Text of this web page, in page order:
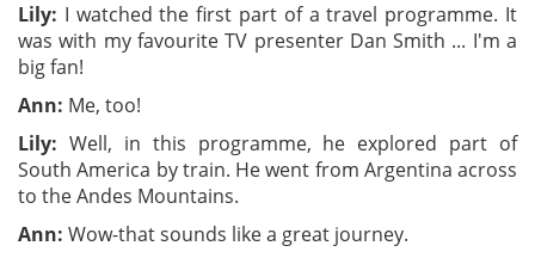
Lily: I watched the first part of a travel programme. It
was with my favourite TV presenter Dan Smith ... I'm a
big fan!
Ann: Me, too!
Lily: Well, in this programme, he explored part of
South America by train. He went from Argentina across
to the Andes Mountains.
Ann: Wow-that sounds like a great journey.